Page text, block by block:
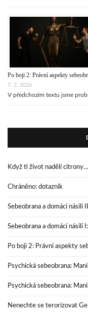
Po boji 2: Právní aspekty
7. 2. 2026
V předchozím textu jsme
Když ti život nadělí citrony…
Chráněno: dotazník
Sebeobrana a domácí násilí
Sebeobrana a domácí násilí
Po boji 2: Právní aspekty
Psychická sebeobrana:
Psychická sebeobrana:
Nenechte se terorizovat